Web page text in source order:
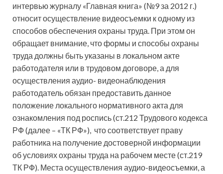
интервью журналу «Главная книга» (№9 за 2012 г.)
относит осуществление видеосъемки к одному из
способов обеспечения охраны труда. При этом он
обращает внимание, что формы и способы охраны
труда должны быть указаны в локальном акте
работодателя или в трудовом договоре, а для
осуществления аудио- видеонаблюдения
работодатель обязан предоставить данное
положение локального нормативного акта для
ознакомления под роспись (ст.212 Трудового кодекса
РФ (далее – «ТК РФ»), что соответствует праву
работника на получение достоверной информации
об условиях охраны труда на рабочем месте (ст.219
ТК РФ). Места осуществления аудио-видеосъемки, а